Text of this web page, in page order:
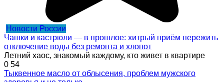
Новости России
Чашки и кастрюли — в прошлое: хитрый приём пережить
отключение воды без ремонта и хлопот
Летний хаос, знакомый каждому, кто живет в квартире
0 54
Тыквенное масло от облысения, проблем мужского